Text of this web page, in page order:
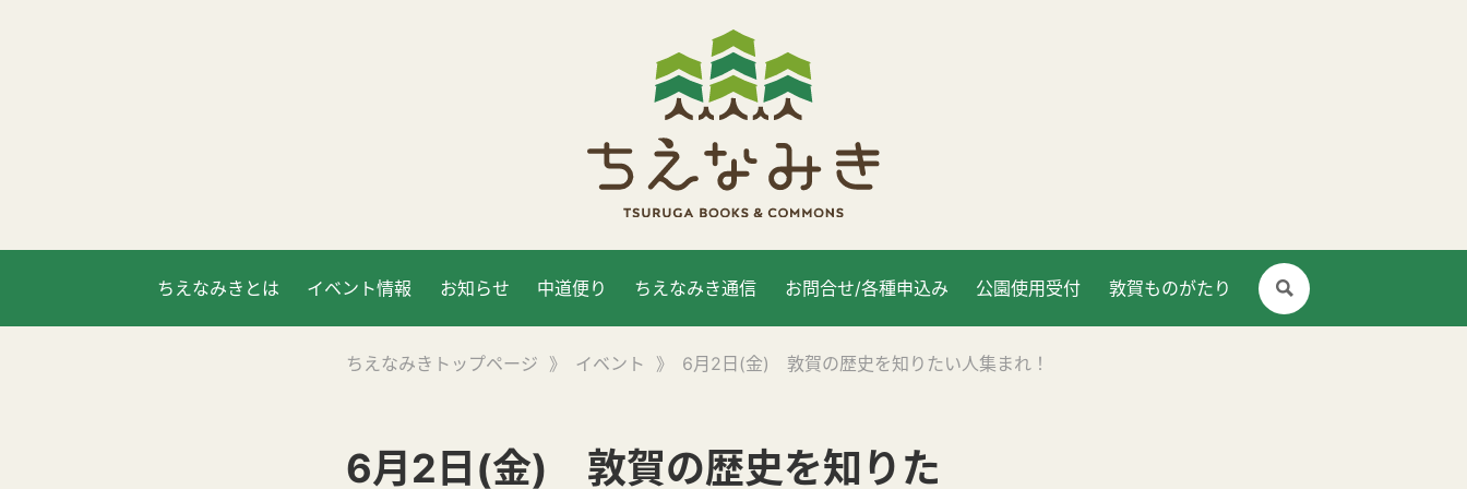
ちえなみきとは イベント情報 お知らせ 中道便り ちえなみき通信 お問合せ/各種申込み 公園使用受付 敦賀ものがたり
ちえなみきトップページ 》 イベント 》 6月2日(金) 敦賀の歴史を知りたい人集まれ！
6月2日(金) 敦賀の歴史を知りた